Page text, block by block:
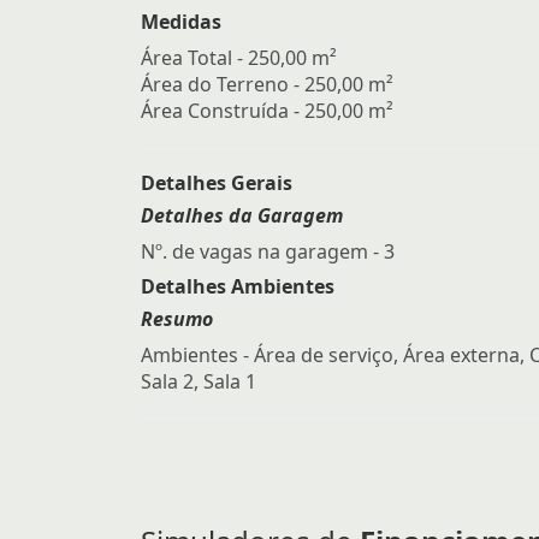
Medidas
Área Total - 250,00 m²
Área do Terreno - 250,00 m²
Área Construída - 250,00 m²
Detalhes Gerais
Detalhes da Garagem
Nº. de vagas na garagem - 3
Detalhes Ambientes
Resumo
Ambientes - Área de serviço, Área externa,
Sala 2, Sala 1